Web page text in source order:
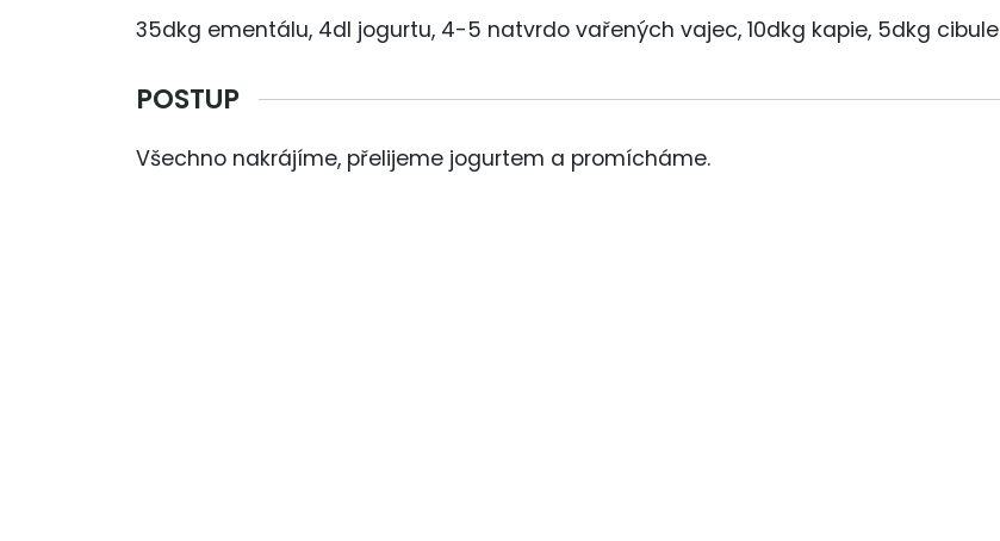
35dkg ementálu, 4dl jogurtu, 4-5 natvrdo vařených vajec, 10dkg kapie, 5dkg cibule
POSTUP
Všechno nakrájíme, přelijeme jogurtem a promícháme.